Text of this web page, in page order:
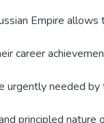
Empire
career
urgently needed by
principled nature